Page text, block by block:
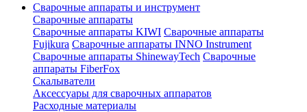
Сварочные аппараты и инструмент
Сварочные аппараты
Сварочные аппараты KIWI Сварочные аппараты
Fujikura Сварочные аппараты INNO Instrument
Сварочные аппараты ShinewayTech Cварочные
аппараты FiberFox
Скалыватели
Аксессуары для сварочных аппаратов
Расходные материалы